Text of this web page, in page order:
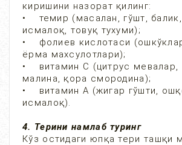
киришини назорат қилинг:
• темир (масалан, гўшт,
исмалоқ, товуқ тухуми);
• фолиев кислотаси
ёрма махсулотлари);
• витамин С (цитрус мевалар,
малина, қора смородина);
• витамин А (жигар гўшти,
исмалоқ).
4. Терини намлаб туринг
Кўз остидаги юпқа тери ташқи